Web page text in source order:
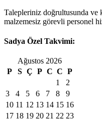
Talepleriniz doğrultusunda ve
malzemesiz görevli personel
Sadya Özel Takvimi:
Ağustos 2026
P
S Ç P C C P
1
2
3
4 5 6 7 8
9
10 11 12 13 14 15 16
17 18 19 20 21 22 23